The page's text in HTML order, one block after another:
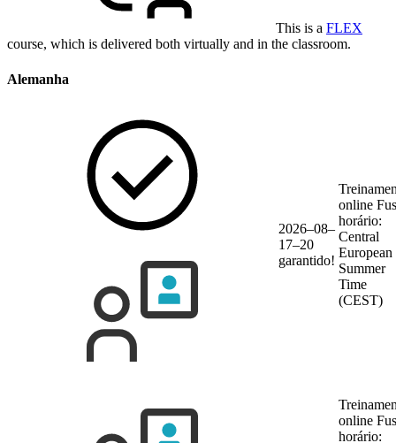
This is a FLEX
course, which is delivered both virtually and in the classroom.
Alemanha
2026–08–
17–20
garantido!
online
horário:
Central
European
Summer
Time
(CEST)
online
horário: